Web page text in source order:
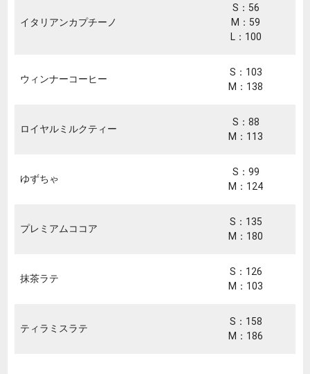
イタリアンカプチーノ
S：56
M：59
L：100
ウィンナーコーヒー
S：103
M：138
ロイヤルミルクティー
S：88
M：113
ゆずちゃ
S：99
M：124
プレミアムココア
S：135
M：180
抹茶ラテ
S：126
M：103
ティラミスラテ
S：158
M：186